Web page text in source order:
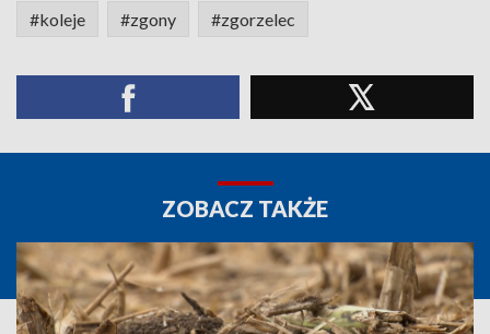
#koleje #zgony #zgorzelec
ZOBACZ TAKŻE